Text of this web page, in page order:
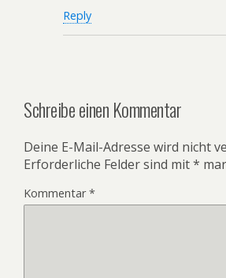
Reply
Schreibe einen Kommentar
Deine E-Mail-Adresse wird nicht
Erforderliche Felder sind mit*
Kommentar*